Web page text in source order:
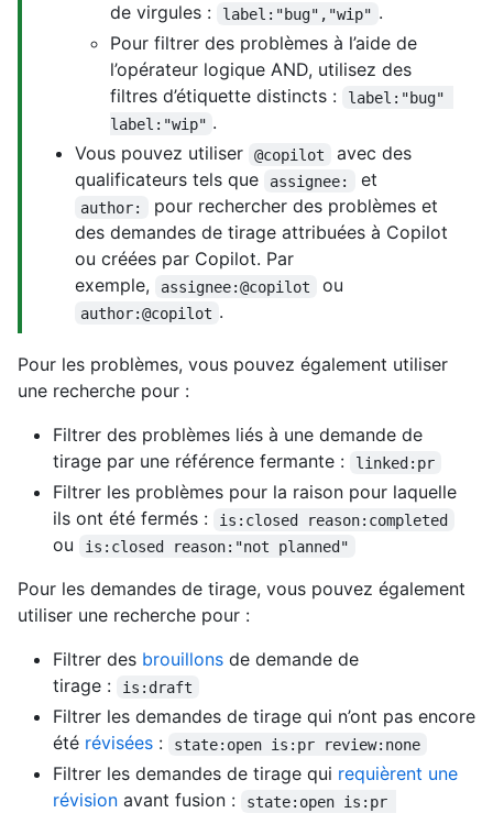
de virgules : label:"bug","wip" .
Pour filtrer des problèmes à l’aide de
l’opérateur logique AND, utilisez des
filtres d’étiquette distincts :
label:"bug"
label:"wip" .
Vous pouvez utiliser
@copilot
avec des
qualificateurs tels que
assignee: et
author:
pour rechercher des problèmes et
des demandes de tirage attribuées à Copilot
ou créées par Copilot. Par
exemple,
assignee:@copilot ou
author:@copilot .
Pour les problèmes, vous pouvez également utiliser
une recherche pour :
Filtrer des problèmes liés à une demande de
tirage par une référence fermante :
linked:pr
Filtrer les problèmes pour la raison pour laquelle
ils ont été fermés :
is:closed reason:completed
ou is:closed reason:"not planned"
Pour les demandes de tirage, vous pouvez également
utiliser une recherche pour :
Filtrer des brouillons de demande de
tirage :
is:draft
Filtrer les demandes de tirage qui n’ont pas encore
été révisées : state:open is:pr review:none
Filtrer les demandes de tirage qui requièrent une
révision avant fusion :
state:open is:pr